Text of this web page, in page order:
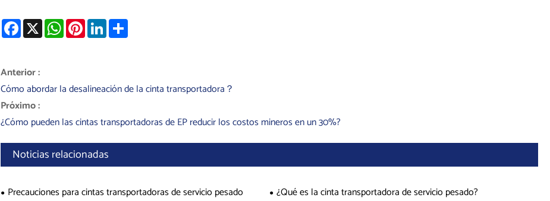
Facebook WhatsAppPinterestLinkedIn
Anterior :
Cómo abordar la desalineación de la cinta transportadora？
Próximo :
¿Cómo pueden las cintas transportadoras de EP reducir los costos mineros en un 30%?
Noticias relacionadas
Precauciones para cintas transportadoras de servicio pesado
¿Qué es la cinta transportadora de servicio pesado?